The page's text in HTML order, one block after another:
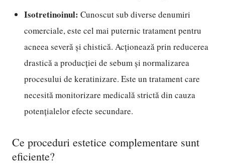
Isotretinoinul: Cunoscut sub diverse denumiri
comerciale, este cel mai puternic tratament pentru
acneea severă și chistică. Acționează prin reducerea
drastică a producției de sebum și normalizarea
procesului de keratinizare. Este un tratament care
necesită monitorizare medicală strictă din cauza
potențialelor efecte secundare.
Ce proceduri estetice complementare sunt
eficiente?